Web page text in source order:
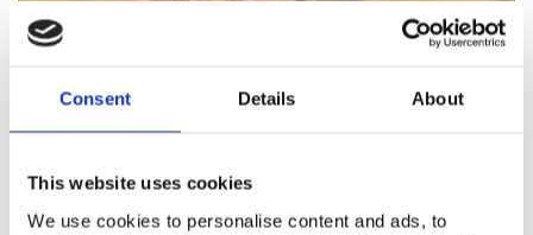
Consent Details About
This website uses cookies
We use cookies to personalise content and ads, to